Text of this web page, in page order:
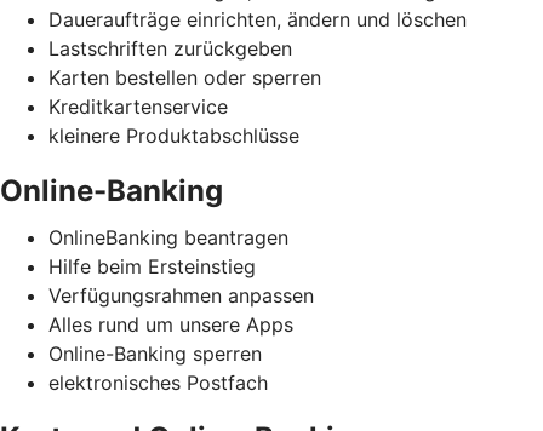
Daueraufträge einrichten, ändern und löschen
Lastschriften zurückgeben
Karten bestellen oder sperren
Kreditkartenservice
kleinere Produktabschlüsse
Online-Banking
OnlineBanking beantragen
Hilfe beim Ersteinstieg
Verfügungsrahmen anpassen
Alles rund um unsere Apps
Online-Banking sperren
elektronisches Postfach